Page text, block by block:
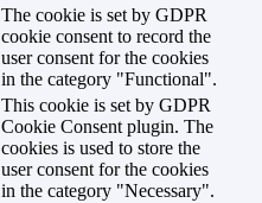
The cookie is set by GDPR
cookie consent to record the
user consent for the cookies
in the category "Functional".
This cookie is set by GDPR
Cookie Consent plugin. The
cookies is used to store the
user consent for the cookies
in the category "Necessary".